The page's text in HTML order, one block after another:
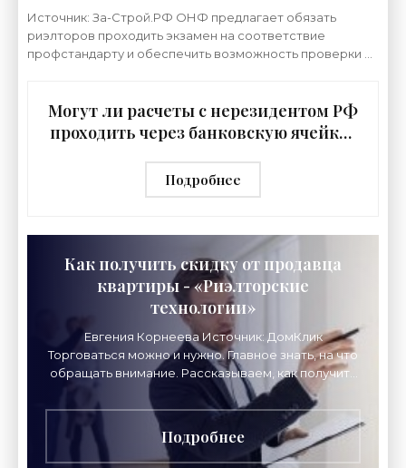
Источник: За-Строй.РФ ОНФ предлагает обязать
риэлторов проходить экзамен на соответствие
профстандарту и обеспечить возможность проверки их
Могут ли расчеты с нерезидентом РФ
проходить через банковскую ячейку?
Подробнее
Как получить скидку от продавца
квартиры - «Риэлторские
технологии»
Евгения Корнеева Источник: ДомКлик
Торговаться можно и нужно. Главное знать, на что
обращать внимание. Рассказываем, как получить
скидку от продавца квартиры. Что нужно сделать
перед
Подробнее